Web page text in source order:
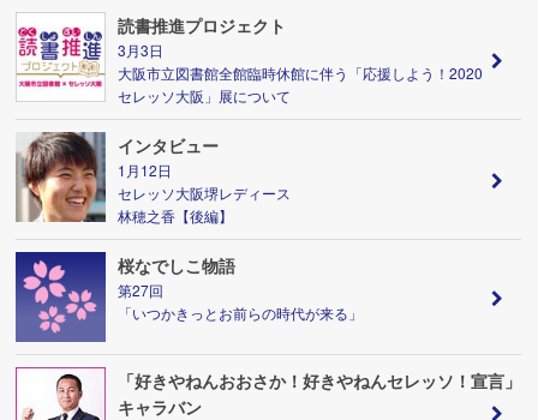
読書推進プロジェクト
3月3日
大阪市立図書館全館臨時休館に伴う「応援しよう！2020
セレッソ大阪」展について
インタビュー
1月12日
セレッソ大阪堺レディース
林穂之香【後編】
桜なでしこ物語
第27回
「いつかきっとお前らの時代が来る」
「好きやねんおおさか！好きやねんセレッソ！宣言」
キャラバン